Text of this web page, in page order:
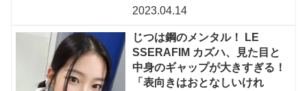
2023.04.14
じつは鋼のメンタル！ LE
SSERAFIM カズハ、見た目と
中身のギャップが大きすぎる！
「表向きはおとなしいけれ